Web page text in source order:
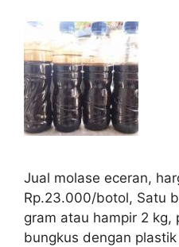
Jual molase eceran,
Rp.23.000/botol, Satu
gram atau hampir 2 kg,
bungkus dengan